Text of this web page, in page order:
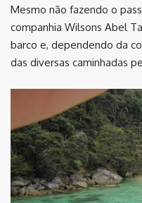
Mesmo não fazendo o
companhia Wilsons Abel
barco e, dependendo da
das diversas caminhadas